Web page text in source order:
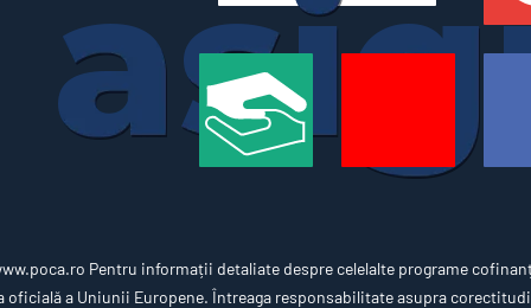
Pentru informații detaliate despre celelalte programe
a Uniunii Europene. Întreaga responsabilitate asupra